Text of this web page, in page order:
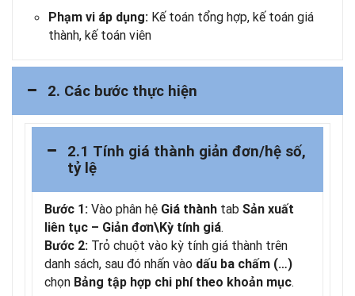
Phạm vi áp dụng: Kế toán tổng hợp, kế toán giá
thành, kế toán viên
2. Các bước thực hiện
2.1 Tính giá thành giản đơn/hệ số,
tỷ lệ
Bước 1: Vào phân hệ Giá thành tab Sản xuất
liên tục – Giản đơn\Kỳ tính giá.
Bước 2: Trỏ chuột vào kỳ tính giá thành trên
danh sách, sau đó nhấn vào dấu ba chấm (…)
chọn Bảng tập hợp chi phí theo khoản mục.